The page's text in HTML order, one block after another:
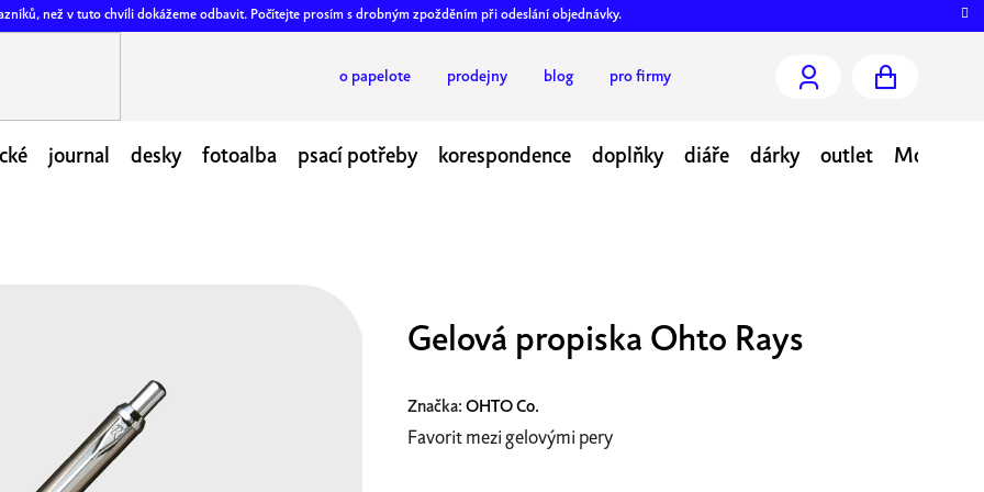
než v tuto chvíli dokážeme odbavit. Počítejte prosím s drobným zpožděním při odeslání objednávky.
o papelote prodejny blog pro firmy
KOŠÍK
journal desky fotoalba psací potřeby korespondence doplňky diáře dárky outlet Moje
Gelová propiska Ohto Rays
Značka: OHTO Co.
Favorit mezi gelovými pery